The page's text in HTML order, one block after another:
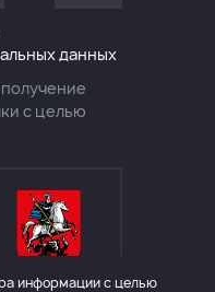
данных
с целью
КУЛЬТУРЫ
информации с целью